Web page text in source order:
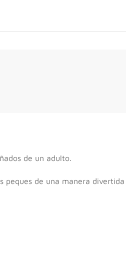
de un adulto.
peques de una manera divertida